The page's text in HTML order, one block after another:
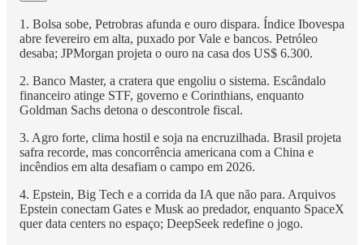
1. Bolsa sobe, Petrobras afunda e ouro dispara. Índice Ibovespa
abre fevereiro em alta, puxado por Vale e bancos. Petróleo
desaba; JPMorgan projeta o ouro na casa dos US$ 6.300.
2. Banco Master, a cratera que engoliu o sistema. Escândalo
financeiro atinge STF, governo e Corinthians, enquanto
Goldman Sachs detona o descontrole fiscal.
3. Agro forte, clima hostil e soja na encruzilhada. Brasil projeta
safra recorde, mas concorrência americana com a China e
incêndios em alta desafiam o campo em 2026.
4. Epstein, Big Tech e a corrida da IA que não para. Arquivos
Epstein conectam Gates e Musk ao predador, enquanto SpaceX
quer data centers no espaço; DeepSeek redefine o jogo.